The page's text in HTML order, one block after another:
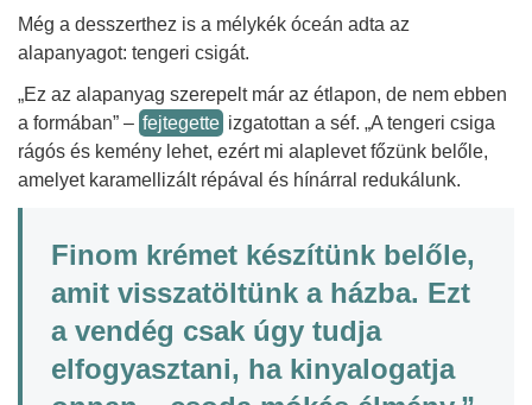
Még a desszerthez is a mélykék óceán adta az
alapanyagot: tengeri csigát.
„Ez az alapanyag szerepelt már az étlapon, de nem ebben
a formában” – fejtegette izgatottan a séf. „A tengeri csiga
rágós és kemény lehet, ezért mi alaplevet főzünk belőle,
amelyet karamellizált répával és hínárral redukálunk.
Finom krémet készítünk belőle,
amit visszatöltünk a házba. Ezt
a vendég csak úgy tudja
elfogyasztani, ha kinyalogatja